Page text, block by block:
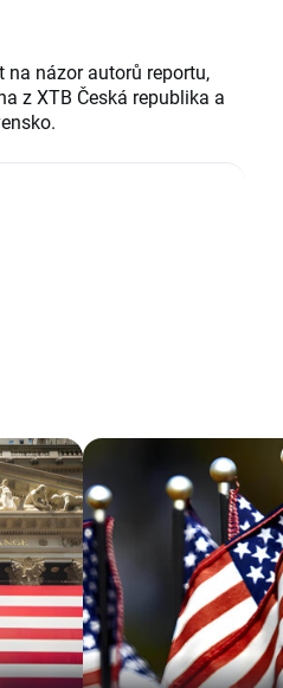
na názor autorů reportu,
z XTB Česká republika a